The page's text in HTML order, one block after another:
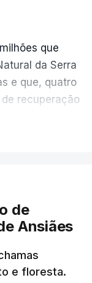
que
da Serra
e que, quatro
recuperação
de
Ansiães
e floresta.